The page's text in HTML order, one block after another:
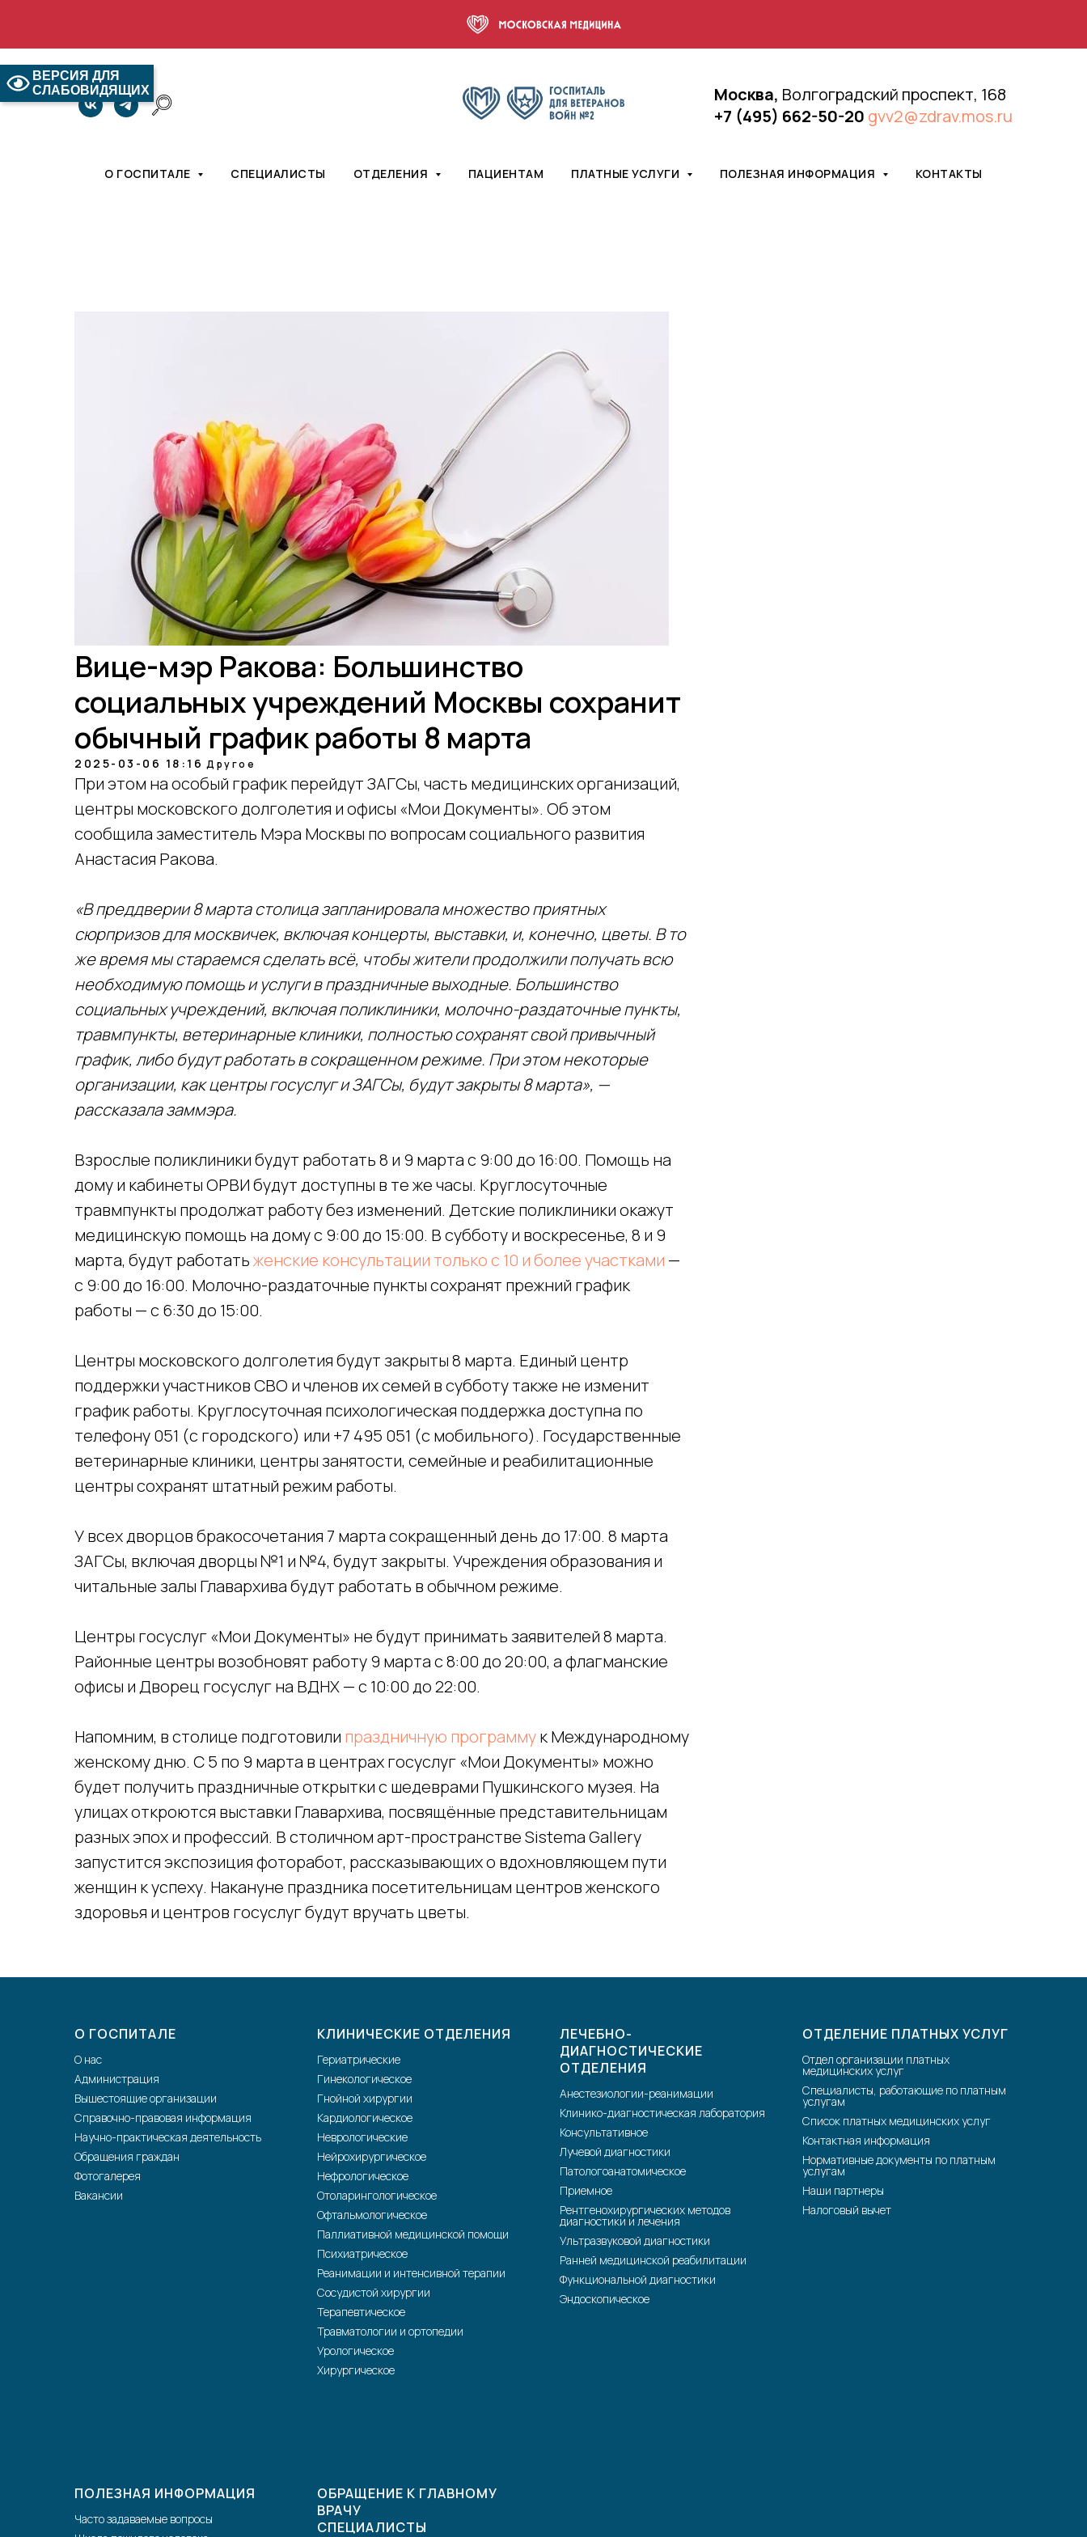
Москва, Волгоградский проспект, 168
+7 (495) 662-50-20 gvv2@zdrav.mos.ru
О ГОСПИТАЛЕ СПЕЦИАЛИСТЫ ОТДЕЛЕНИЯ ПАЦИЕНТАМ ПЛАТНЫЕ УСЛУГИ ПОЛЕЗНАЯ ИНФОРМАЦИЯ КОНТАКТЫ
ВЕРСИЯ ДЛЯ
СЛАБОВИДЯЩИХ
Вице-мэр Ракова: Большинство
социальных учреждений Москвы сохранит
обычный график работы 8 марта
2025-03-06 18:16 Другое
При этом на особый график перейдут ЗАГСы, часть медицинских организаций,
центры московского долголетия и офисы «Мои Документы». Об этом
сообщила заместитель Мэра Москвы по вопросам социального развития
Анастасия Ракова.
«В преддверии 8 марта столица запланировала множество приятных
сюрпризов для москвичек, включая концерты, выставки, и, конечно, цветы. В то
же время мы стараемся сделать всё, чтобы жители продолжили получать всю
необходимую помощь и услуги в праздничные выходные. Большинство
социальных учреждений, включая поликлиники, молочно-раздаточные пункты,
травмпункты, ветеринарные клиники, полностью сохранят свой привычный
график, либо будут работать в сокращенном режиме. При этом некоторые
организации, как центры госуслуг и ЗАГСы, будут закрыты 8 марта», —
рассказала заммэра.
Взрослые поликлиники будут работать 8 и 9 марта с 9:00 до 16:00. Помощь на
дому и кабинеты ОРВИ будут доступны в те же часы. Круглосуточные
травмпункты продолжат работу без изменений. Детские поликлиники окажут
медицинскую помощь на дому с 9:00 до 15:00. В субботу и воскресенье, 8 и 9
марта, будут работатьженские консультации только с 10 и более участками —
с 9:00 до 16:00. Молочно-раздаточные пункты сохранят прежний график
работы — с 6:30 до 15:00.
Центры московского долголетия будут закрыты 8 марта. Единый центр
поддержки участников СВО и членов их семей в субботу также не изменит
график работы. Круглосуточная психологическая поддержка доступна по
телефону 051 (с городского) или +7 495 051 (с мобильного). Государственные
ветеринарные клиники, центры занятости, семейные и реабилитационные
центры сохранят штатный режим работы.
У всех дворцов бракосочетания 7 марта сокращенный день до 17:00. 8 марта
ЗАГСы, включая дворцы №1 и №4, будут закрыты. Учреждения образования и
читальные залы Главархива будут работать в обычном режиме.
Центры госуслуг «Мои Документы» не будут принимать заявителей 8 марта.
Районные центры возобновят работу 9 марта с 8:00 до 20:00, а флагманские
офисы и Дворец госуслуг на ВДНХ — с 10:00 до 22:00.
Напомним, в столице подготовили праздничную программук Международному
женскому дню. С 5 по 9 марта в центрах госуслуг «Мои Документы» можно
будет получить праздничные открытки с шедеврами Пушкинского музея. На
улицах откроются выставки Главархива, посвящённые представительницам
разных эпох и профессий. В столичном арт-пространстве Sistema Gallery
запустится экспозиция фоторабот, рассказывающих о вдохновляющем пути
женщин к успеху. Накануне праздника посетительницам центров женского
здоровья и центров госуслуг будут вручать цветы.
О ГОСПИТАЛЕ
О нас
Администрация
Вышестоящие организации
Справочно-правовая информация
Научно-практическая деятельность
Обращения граждан
Фотогалерея
Вакансии
КЛИНИЧЕСКИЕ ОТДЕЛЕНИЯ
Гериатрические
Гинекологическое
Гнойной хирургии
Кардиологическое
Неврологические
Нейрохирургическое
Нефрологическое
Отоларингологическое
Офтальмологическое
Паллиативной медицинской помощи
Психиатрическое
Реанимации и интенсивной терапии
Сосудистой хирургии
Терапевтическое
Травматологии и ортопедии
Урологическое
Хирургическое
ЛЕЧЕБНО-
ДИАГНОСТИЧЕСКИЕ
ОТДЕЛЕНИЯ
Анестезиологии-реанимации
Клинико-диагностическая лаборатория
Консультативное
Лучевой диагностики
Патологоанатомическое
Приемное
Рентгенохирургических методов
диагностики и лечения
Ультразвуковой диагностики
Ранней медицинской реабилитации
Функциональной диагностики
Эндоскопическое
ОТДЕЛЕНИЕ ПЛАТНЫХ УСЛУГ
Отдел организации платных
медицинских услуг
Специалисты, работающие по платным
услугам
Список платных медицинских услуг
Контактная информация
Нормативные документы по платным
услугам
Наши партнеры
Налоговый вычет
ПОЛЕЗНАЯ ИНФОРМАЦИЯ
Часто задаваемые вопросы
ОБРАЩЕНИЕ К ГЛАВНОМУ
ВРАЧУ
СПЕЦИАЛИСТЫ